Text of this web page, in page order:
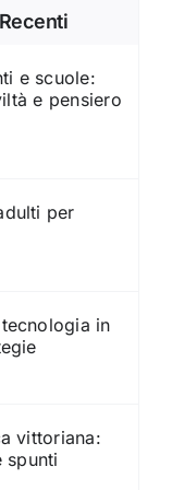
Recenti
e scuole:
e pensiero
per
in
vittoriana:
spunti